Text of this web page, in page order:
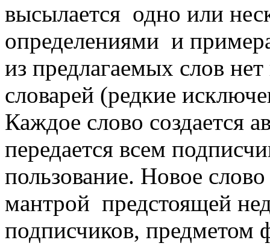
высылается одно или
определениями и
из предлагaемых слов
словарей (редкие
Каждое слово создается
передается всем
пользование. Новое
мантрой предстоящей
подписчиков, предметом